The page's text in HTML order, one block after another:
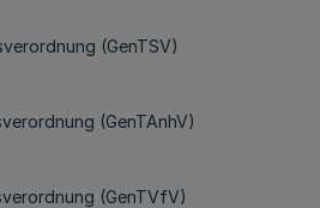
(GenTSV)
(GenTAnhV)
(GenTVfV)